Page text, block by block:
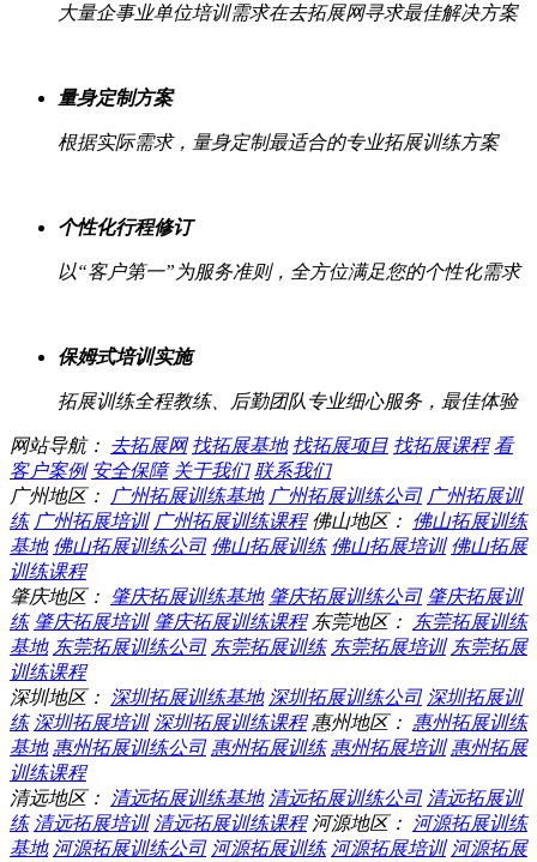
大量企事业单位培训需求在去拓展网寻求最佳解决方案
量身定制方案
根据实际需求，量身定制最适合的专业拓展训练方案
个性化行程修订
以“客户第一”为服务准则，全方位满足您的个性化需求
保姆式培训实施
拓展训练全程教练、后勤团队专业细心服务，最佳体验
网站导航： 去拓展网 找拓展基地 找拓展项目 找拓展课程 看
客户案例 安全保障 关于我们 联系我们
广州地区：
广州拓展训练基地 广州拓展训练公司 广州拓展训
练 广州拓展培训 广州拓展训练课程 佛山地区： 佛山拓展训练
基地 佛山拓展训练公司 佛山拓展训练 佛山拓展培训 佛山拓展
训练课程
肇庆地区：
肇庆拓展训练基地 肇庆拓展训练公司 肇庆拓展训
练 肇庆拓展培训 肇庆拓展训练课程 东莞地区：
东莞拓展训练
基地 东莞拓展训练公司 东莞拓展训练 东莞拓展培训 东莞拓展
训练课程
深圳地区：
深圳拓展训练基地 深圳拓展训练公司 深圳拓展训
练 深圳拓展培训 深圳拓展训练课程 惠州地区： 惠州拓展训练
基地 惠州拓展训练公司 惠州拓展训练 惠州拓展培训 惠州拓展
训练课程
清远地区：
清远拓展训练基地 清远拓展训练公司 清远拓展训
练 清远拓展培训 清远拓展训练课程 河源地区：
河源拓展训练
基地 河源拓展训练公司 河源拓展训练 河源拓展培训 河源拓展